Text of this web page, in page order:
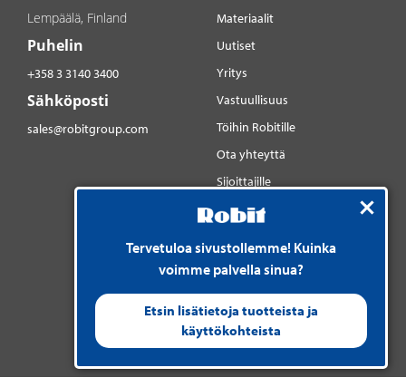
Tervetuloa sivustollemme! Kuinka
voimme palvella sinua?
Etsin lisätietoja tuotteista ja
käyttökohteista
Lempäälä, Finland
Puhelin
+358 3 3140 3400
Sähköposti
sales@robitgroup.com
Materiaalit
Uutiset
Yritys
Vastuullisuus
Töihin Robitille
Ota yhteyttä
Sijoittajille
Sosiaalinen media
LinkedIn
Instagram